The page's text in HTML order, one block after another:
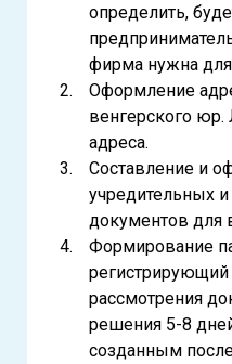
определить,
фирма нужна для
Оформление
венгерского юр.
адреса.
Составление и
учредительных
документов для
Формирование
регистрирующий
рассмотрения
решения 5-8
созданным